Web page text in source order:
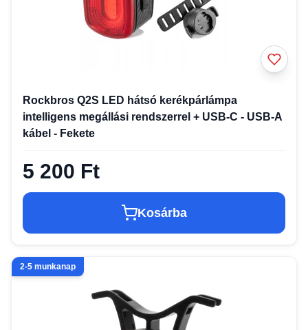
Rockbros Q2S LED hátsó kerékpárlámpa
intelligens megállási rendszerrel + USB-C - USB-A
kábel - Fekete
5 200 Ft
Kosárba
2-5 munkanap